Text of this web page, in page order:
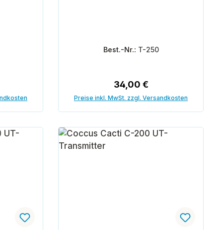
Best.-Nr.: T-250
Regulärer Preis:
34,00 €
Preise inkl. MwSt. zzgl. Versandkosten